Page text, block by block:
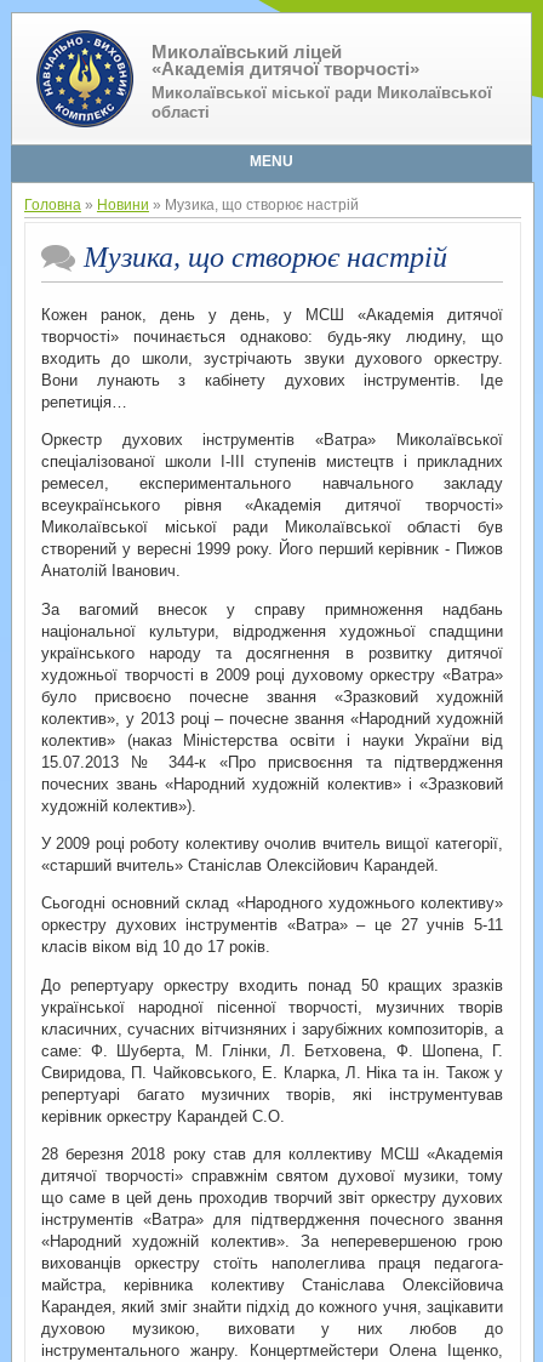
Миколаївський ліцей
«Академія дитячої творчості»
Миколаївської міської ради Миколаївської
області
MENU
Головна» Новини » Музика, що створює настрій
Музика, що створює настрій
Кожен ранок, день у день, у МСШ «Академія дитячої
творчості» починається однаково: будь-яку людину, що
входить до школи, зустрічають звуки духового оркестру.
Вони лунають з кабінету духових інструментів. Іде
репетиція…
Оркестр духових інструментів «Ватра» Миколаївської
спеціалізованої школи І-ІІІ ступенів мистецтв і прикладних
ремесел, експериментального навчального закладу
всеукраїнського рівня «Академія дитячої творчості»
Миколаївської міської ради Миколаївської області був
створений у вересні 1999 року. Його перший керівник - Пижов
Анатолій Іванович.
За вагомий внесок у справу примноження надбань
національної культури, відродження художньої спадщини
українського народу та досягнення в розвитку дитячої
художньої творчості в 2009 році духовому оркестру «Ватра»
було присвоєно почесне звання «Зразковий художній
колектив», у 2013 році – почесне звання «Народний художній
колектив» (наказ Міністерства освіти і науки України від
15.07.2013 № 344-к «Про присвоєння та підтвердження
почесних звань «Народний художній колектив» і «Зразковий
художній колектив»).
У 2009 році роботу колективу очолив вчитель вищої категорії,
«старший вчитель» Станіслав Олексійович Карандей.
Сьогодні основний склад «Народного художнього колективу»
оркестру духових інструментів «Ватра» – це 27 учнів 5-11
класів віком від 10 до 17 років.
До репертуару оркестру входить понад 50 кращих зразків
української народної пісенної творчості, музичних творів
класичних, сучасних вітчизняних і зарубіжних композиторів, а
саме: Ф. Шуберта, М. Глінки, Л. Бетховена, Ф. Шопена, Г.
Свиридова, П. Чайковського, Е. Кларка, Л. Ніка та ін. Також у
репертуарі багато музичних творів, які інструментував
керівник оркестру Карандей С.О.
28 березня 2018 року став для коллективу МСШ «Академія
дитячої творчості» справжнім святом духової музики, тому
що саме в цей день проходив творчий звіт оркестру духових
інструментів «Ватра» для підтвердження почесного звання
«Народний художній колектив». За неперевершеною грою
вихованців оркестру стоїть наполеглива праця педагога-
майстра, керівника колективу Станіслава Олексійовича
Карандея, який зміг знайти підхід до кожного учня, зацікавити
духовою музикою, виховати у них любов до
інструментального жанру. Концертмейстери Олена Іщенко,